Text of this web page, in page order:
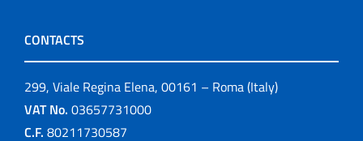
CONTACTS
299, Viale Regina Elena, 00161 – Roma (Italy)
VAT No. 03657731000
C.F. 80211730587